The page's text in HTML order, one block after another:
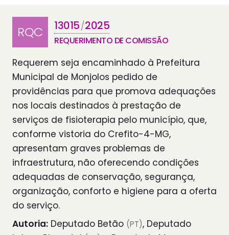
RQC 13015/2025
REQUERIMENTO DE COMISSÃO
Requerem seja encaminhado à Prefeitura
Municipal de Monjolos pedido de
providências para que promova adequações
nos locais destinados à prestação de
serviços de fisioterapia pelo município, que,
conforme vistoria do Crefito-4-MG,
apresentam graves problemas de
infraestrutura, não oferecendo condições
adequadas de conservação, segurança,
organização, conforto e higiene para a oferta
do serviço.
Autoria: Deputado Betão (PT), Deputado